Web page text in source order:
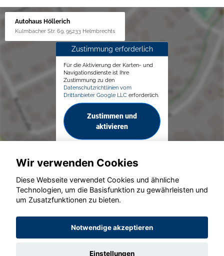
Autohaus Höllerich
Kulmbacher Str. 69, 95233 Helmbrechts
Zustimmung erforderlich
Für die Aktivierung der Karten- und
Navigationsdienste ist Ihre
Zustimmung zu den
Datenschutzrichtlinien vom
Drittanbieter Google LLC erforderlich.
Zustimmen und
aktivieren
© konjunkturmotor.de GmbH 2020 - 2026
Wir verwenden Cookies
Diese Webseite verwendet Cookies und ähnliche
Technologien, um die Basisfunktion zu gewährleisten und
um Zusatzfunktionen zu bieten.
Notwendige akzeptieren
Einstellungen